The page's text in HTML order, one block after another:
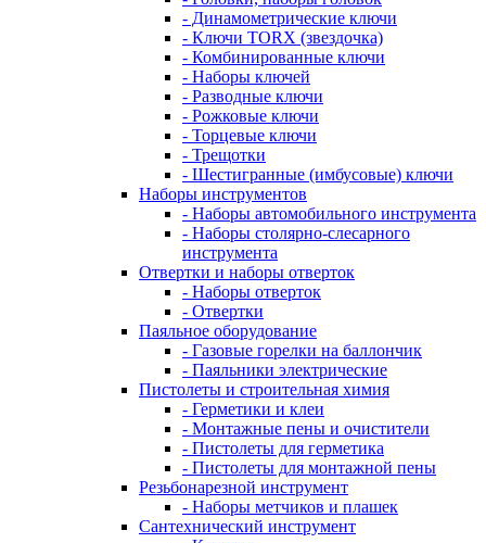
- Динамометрические ключи
- Ключи TORX (звездочка)
- Комбинированные ключи
- Наборы ключей
- Разводные ключи
- Рожковые ключи
- Торцевые ключи
- Трещотки
- Шестигранные (имбусовые) ключи
Наборы инструментов
- Наборы автомобильного инструмента
- Наборы столярно-слесарного
инструмента
Отвертки и наборы отверток
- Наборы отверток
- Отвертки
Паяльное оборудование
- Газовые горелки на баллончик
- Паяльники электрические
Пистолеты и строительная химия
- Герметики и клеи
- Монтажные пены и очистители
- Пистолеты для герметика
- Пистолеты для монтажной пены
Резьбонарезной инструмент
- Наборы метчиков и плашек
Сантехнический инструмент